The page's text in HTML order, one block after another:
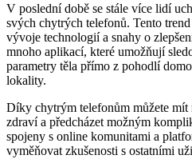
V poslední době se stále více lidí
svých chytrých telefonů. Tento
vývoje technologií a snahy o
mnoho aplikací, které umožňují
parametry těla přímo z pohodlí
lokality.
Díky chytrým telefonům můžete mít
zdraví a předcházet možným
spojeny s online komunitami a
vyměňovat zkušenosti s ostatními